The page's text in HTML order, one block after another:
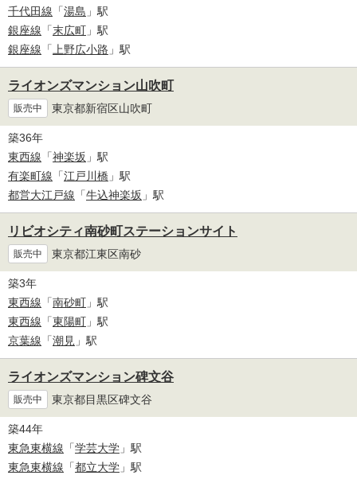
千代田線 「湯島 」駅
銀座線 「末広町 」駅
銀座線 「 上野広小路 」駅
ライオンズマンション山吹町
販売中 東京都新宿区山吹町
築36年
東西線 「神楽坂 」駅
有楽町線 「江戸川橋 」駅
都営大江戸線 「牛込神楽坂 」駅
リビオシティ南砂町ステーションサイト
販売中 東京都江東区南砂
築3年
東西線 「南砂町 」駅
東西線 「東陽町 」駅
京葉線 「潮見 」駅
ライオンズマンション碑文谷
販売中 東京都目黒区碑文谷
築44年
東急東横線 「学芸大学 」駅
東急東横線 「都立大学 」駅